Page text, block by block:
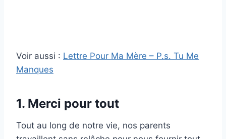
Voir aussi : Lettre Pour Ma Mère – P.s. Tu Me
Manques
1. Merci pour tout
Tout au long de notre vie, nos parents